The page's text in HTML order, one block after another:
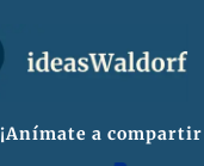
¡Anímate a compartir